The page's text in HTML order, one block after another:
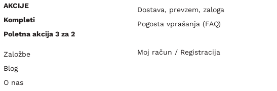
AKCIJE
Kompleti
Poletna akcija 3 za 2
Založbe
Blog
O nas
Dostava, prevzem, zaloga
Pogosta vprašanja (FAQ)
Moj račun / Registracija